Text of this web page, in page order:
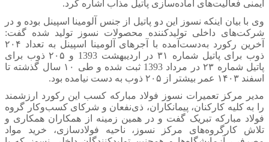
ایمنی فعالیت‌های آماده‌سازی پاتیل مذاب اشاره کرد.
وی با بیان اینکه نسوز این دو پاتیل از جنس آلومینا اسپینل بوده و در
شرکت‌های داخلی تولیدکننده محصولات نسوز تولید شده گفت:
آخرین رکورد به‌دست‌آمده با آجرهای آلومینا اسپینل به تعداد ۲۰۴
ذوب برای پاتیل شماره ۳۱ در اردیبهشت 1393 و ۲۰۵ ذوب برای
پاتیل شماره ۲۳ در مرداد 1393 ثبت شده و طی ۱۰ سال گذشته تا
اسفند ۱۴۰۳ عمر بیشتر از ۲۰۵ ذوب به دست نیامده بود.
مدیر مرکز تعمیرات نسوز فولاد مبارکه کسب این رکورد ارزشمند
را به کلیه کارکنان، پیمانکاران، ذی‌نفعان و شرکای کسب‌وکار گروه
فولاد مبارکه تبریک گفت و در همین زمینه از همکاران همکاری و
تلاش کارگروه‌های مرکز نسوز، ناحیه فولادسازی، خرید مواد